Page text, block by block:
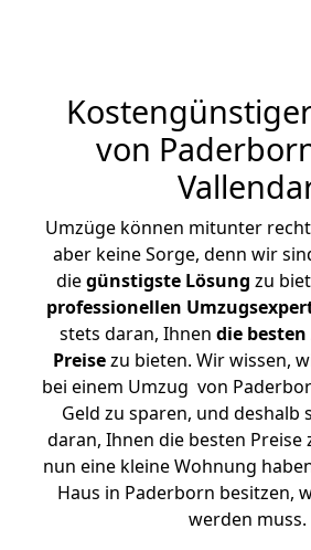
von
Umzüge können mitunter
aber keine Sorge, denn wir
diegünstigste Lösung zu
professionellen
stets daran, Ihnen die
Preisezu bieten. Wir wissen,
bei einem Umzug von
Geld zu sparen, und deshalb
daran, Ihnen die besten Preise
nun eine kleine Wohnung
Haus in Paderborn besitzen,
werden muss.